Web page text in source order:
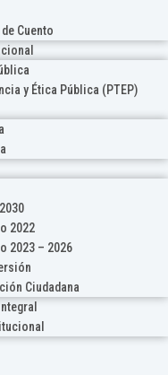
Cuento
y Ética Pública (PTEP)
2022
2023 – 2026
Ciudadana